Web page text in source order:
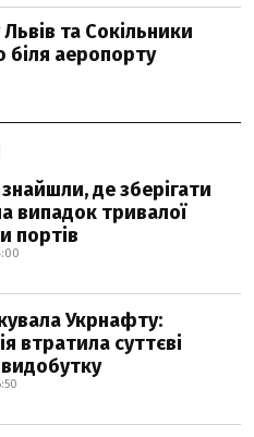
та Сокільники
аеропорту
знайшли, де зберігати
випадок тривалої
портів
Укрнафту:
втратила суттєві